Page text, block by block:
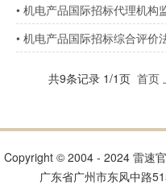
• 机电产品国际招标代理机构
• 机电产品国际招标综合评价
共9条记录 1/1页 首页
Copyright © 2004 - 2024 雷速
广东省广州市东风中路